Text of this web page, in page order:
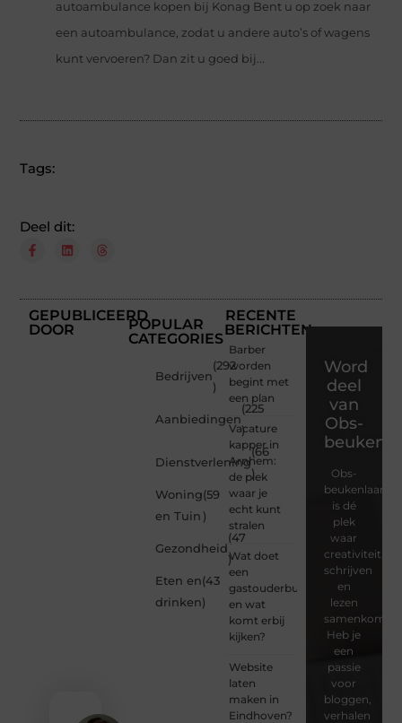
autoambulance kopen bij Konag Bent u op zoek naar
een autoambulance, zodat u andere auto’s of wagens
kunt vervoeren? Dan zit u goed bij...
Tags:
Deel dit:
GEPUBLICEERD
DOOR
POPULAR
CATEGORIES
Bedrijven
(292
)
Aanbiedingen
(225
)
Dienstverlening
(66
)
Woning
en Tuin
(59
)
Gezondheid
(47
)
Eten en
drinken
(43
)
RECENTE
BERICHTEN
Barber
worden
begint met
een plan
Vacature
kapper in
Arnhem:
de plek
waar je
echt kunt
stralen
Wat doet
een
gastouderbureau
en wat
komt erbij
kijken?
Website
laten
maken in
Eindhoven?
Word
deel
van
Obs-
Obs-
beukenlaan.nl
is dé
plek
waar
creativiteit,
schrijven
en
lezen
samenkomen.
Heb je
een
passie
voor
bloggen,
verhalen